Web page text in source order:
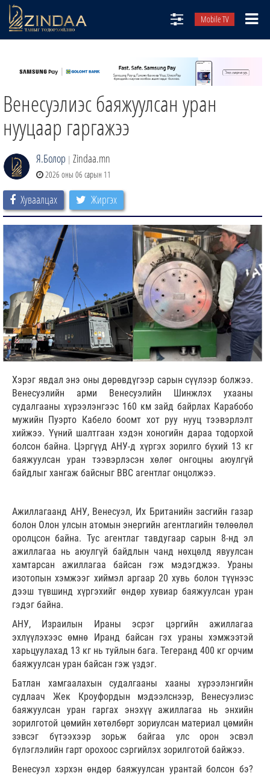
Mobile TV
ТВ8
ӨГЛӨӨНИЙ СОНИН
АУДИО ЗОХИОЛ
ЗИНДАА СЭТГҮҮЛ
Венесуэлиэс баяжуулсан уран
нууцаар гаргажээ
Я.Болор | Zindaa.mn
2026 оны 06 сарын 11
Хуваалцах Жиргэх
Хэрэг явдал энэ оны дөрөвдүгээр сарын сүүлээр болжээ.
Венесуэлийн арми Венесуэлийн Шинжлэх ухааны
судалгааны хүрээлэнгээс 160 км зайд байрлах Карабобо
мужийн Пуэрто Кабело боомт хот руу нууц тээвэрлэлт
хийжээ. Үүний шалтгаан хэдэн хоногийн дараа тодорхой
болсон байна. Цэргүүд АНУ-д хүргэх зорилго бүхий 13 кг
баяжуулсан уран тээвэрлэсэн хөлөг онгоцны аюулгүй
байдлыг хангаж байсныг ВВС агентлаг онцолжээ.
Ажиллагаанд АНУ, Венесуэл, Их Британийн засгийн газар
болон Олон улсын атомын энергийн агентлагийн төлөөлөл
оролцсон байна. Тус агентлаг тавдугаар сарын 8-нд эл
ажиллагаа нь аюулгүй байдлын чанд нөхцөлд явуулсан
хамтарсан ажиллагаа байсан гэж мэдэгджээ. Ураны
изотопын хэмжээг хиймэл аргаар 20 хувь болон түүнээс
дээш түвшинд хүргэхийг өндөр хувиар баяжуулсан уран
гэдэг байна.
АНУ, Израилын Ираны эсрэг цэргийн ажиллагаа
эхлүүлэхээс өмнө Иранд байсан гэх ураны хэмжээтэй
харьцуулахад 13 кг нь туйлын бага. Тегеранд 400 кг орчим
баяжуулсан уран байсан гэж үздэг.
Батлан хамгаалахын судалгааны хааны хүрээлэнгийн
судлаач Жек Кроуфордын мэдээлснээр, Венесуэлиэс
баяжуулсан уран гаргах энэхүү ажиллагаа нь энхийн
зорилготой цөмийн хөтөлбөрт зориулсан материал цөмийн
зэвсэг бүтээхээр зорьж байгаа улс орон эсвэл
бүлэглэлийн гарт орохоос сэргийлэх зорилготой байжээ.
Венесуэл хэрхэн өндөр баяжуулсан урантай болсон бэ?